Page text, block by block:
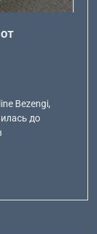
Bezengi,
до